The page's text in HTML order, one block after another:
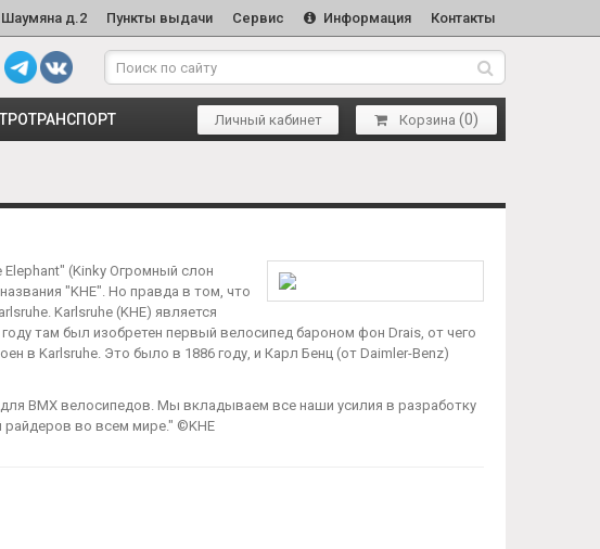
д.2 Пункты выдачи Сервис Информация Контакты
Личный кабинет Корзина (0)
(Kinky Огромный слон
"KHE". Но правда в том, что
Karlsruhe (KHE) является
там был изобретен первый велосипед бароном фон Drais, от чего
в Karlsruhe. Это было в 1886 году, и Карл Бенц (от Daimler-Benz)
BMX велосипедов. Мы вкладываем все наши усилия в разработку
во всем мире." ©KHE